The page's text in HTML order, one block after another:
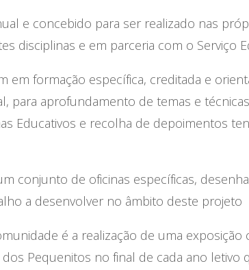
e concebido para ser realizado nas
disciplinas e em parceria com o Serviço
em formação específica, creditada e
para aprofundamento de temas e
Educativos e recolha de depoimentos
conjunto de oficinas específicas,
a desenvolver no âmbito deste projeto
é a realização de uma exposição
Pequenitos no final de cada ano letivo